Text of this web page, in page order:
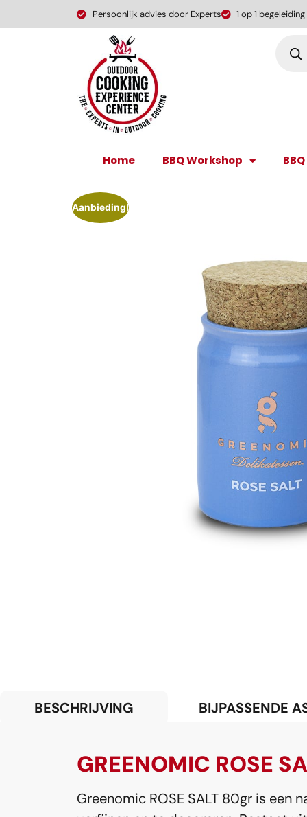
Persoonlijk advies door Experts 1 op 1
Home BBQ Workshop
Aanbieding!
BESCHRIJVING BIJPASSENDE
GREENOMIC ROSE
Greenomic ROSE SALT 80gr is